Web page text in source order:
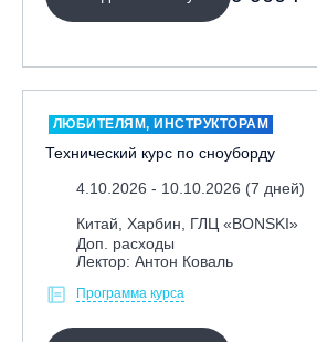
ЛЮБИТЕЛЯМ, ИНСТРУКТОРАМ
Технический курс по сноуборду
4.10.2026 - 10.10.2026 (7 дней)
Китай, Харбин, ГЛЦ «BONSKI»
Доп. расходы
Лектор: Антон Коваль
Программа курса